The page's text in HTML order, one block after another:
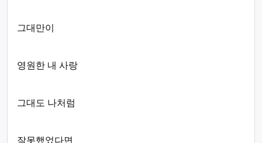
그대만이
영원한 내 사랑
그대도 나처럼
잘못했었다면